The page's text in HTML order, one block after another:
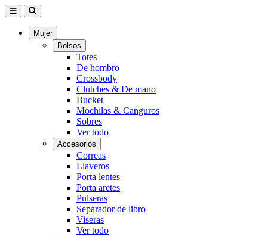
Mujer
Bolsos
Totes
De hombro
Crossbody
Clutches & De mano
Bucket
Mochilas & Canguros
Sobres
Ver todo
Accesorios
Correas
Llaveros
Porta lentes
Porta aretes
Pulseras
Separador de libro
Viseras
Ver todo